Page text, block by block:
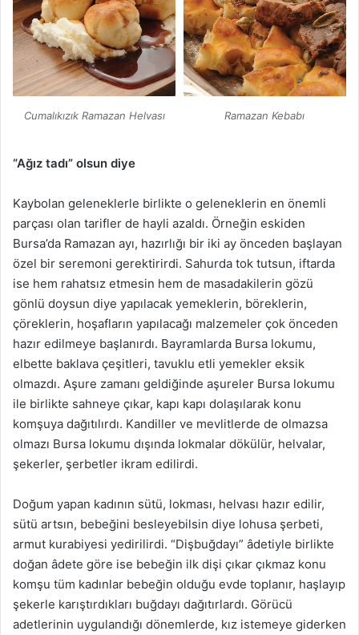
Cumalıkızık Ramazan Helvası Ramazan Kebabı
“Ağız tadı” olsun diye
Kaybolan geleneklerle birlikte o geleneklerin en önemli
parçası olan tarifler de hayli azaldı. Örneğin eskiden
Bursa’da Ramazan ayı, hazırlığı bir iki ay önceden başlayan
özel bir seremoni gerektirirdi. Sahurda tok tutsun, iftarda
ise hem rahatsız etmesin hem de masadakilerin gözü
gönlü doysun diye yapılacak yemeklerin, böreklerin,
çöreklerin, hoşafların yapılacağı malzemeler çok önceden
hazır edilmeye başlanırdı. Bayramlarda Bursa lokumu,
elbette baklava çeşitleri, tavuklu etli yemekler eksik
olmazdı. Aşure zamanı geldiğinde aşureler Bursa lokumu
ile birlikte sahneye çıkar, kapı kapı dolaşılarak konu
komşuya dağıtılırdı. Kandiller ve mevlitlerde de olmazsa
olmazı Bursa lokumu dışında lokmalar dökülür, helvalar,
şekerler, şerbetler ikram edilirdi.
Doğum yapan kadının sütü, lokması, helvası hazır edilir,
sütü artsın, bebeğini besleyebilsin diye lohusa şerbeti,
armut kurabiyesi yedirilirdi. “Dişbuğdayı” âdetiyle birlikte
doğan âdete göre ise bebeğin ilk dişi çıkar çıkmaz konu
komşu tüm kadınlar bebeğin olduğu evde toplanır, haşlayıp
şekerle karıştırdıkları buğdayı dağıtırlardı. Görücü
adetlerinin uygulandığı dönemlerde, kız istemeye giderken